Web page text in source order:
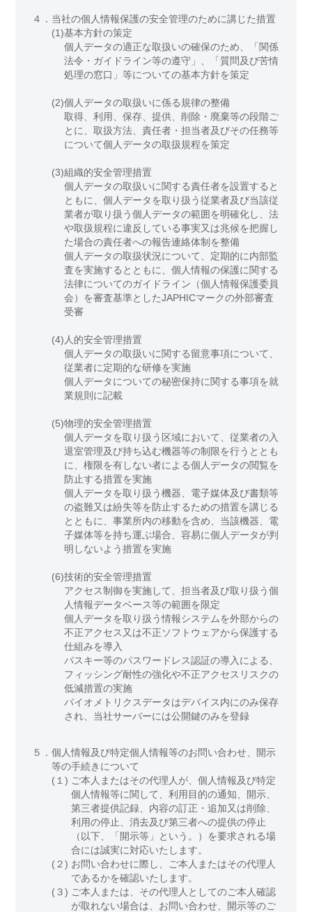
４． 当社の個人情報保護の安全管理のために講じた措置
(1)基本方針の策定
個人データの適正な取扱いの確保のため、「関係
法令・ガイドライン等の遵守」、「質問及び苦情
処理の窓口」等についての基本方針を策定
(2)個人データの取扱いに係る規律の整備
取得、利用、保存、提供、削除・廃棄等の段階ご
とに、取扱方法、責任者・担当者及びその任務等
について個人データの取扱規程を策定
(3)組織的安全管理措置
個人データの取扱いに関する責任者を設置すると
ともに、個人データを取り扱う従業者及び当該従
業者が取り扱う個人データの範囲を明確化し、法
や取扱規程に違反している事実又は兆候を把握し
た場合の責任者への報告連絡体制を整備
個人データの取扱状況について、定期的に内部監
査を実施するとともに、個人情報の保護に関する
法律についてのガイドライン（個人情報保護委員
会）を審査基準としたJAPHICマークの外部審査
受審
(4) 人的安全管理措置
個人データの取扱いに関する留意事項について、
従業者に定期的な研修を実施
個人データについての秘密保持に関する事項を就
業規則に記載
(5)物理的安全管理措置
個人データを取り扱う区域において、従業者の入
退室管理及び持ち込む機器等の制限を行うととも
に、権限を有しない者による個人データの閲覧を
防止する措置を実施
個人データを取り扱う機器、電子媒体及び書類等
の盗難又は紛失等を防止するための措置を講じる
とともに、事業所内の移動を含め、当該機器、電
子媒体等を持ち運ぶ場合、容易に個人データが判
明しないよう措置を実施
(6)技術的安全管理措置
アクセス制御を実施して、担当者及び取り扱う個
人情報データベース等の範囲を限定
個人データを取り扱う情報システムを外部からの
不正アクセス又は不正ソフトウェアから保護する
仕組みを導入
パスキー等のパスワードレス認証の導入による、
フィッシング耐性の強化や不正アクセスリスクの
低減措置の実施
バイオメトリクスデータはデバイス内にのみ保存
され、当社サーバーには公開鍵のみを登録
５．個人情報及び特定個人情報等のお問い合わせ、開示
等の手続きについて
(１) ご本人またはその代理人が、個人情報及び特定
個人情報等に関して、利用目的の通知、開示、
第三者提供記録、内容の訂正・追加又は削除、
利用の停止、消去及び第三者への提供の停止
（以下、「開示等」という。）を要求される場
合には誠実に対応いたします。
(２) お問い合わせに際し、ご本人またはその代理人
であるかを確認いたします。
(３) ご本人または、その代理人としてのご本人確認
が取れない場合は、お問い合わせ、開示等のご